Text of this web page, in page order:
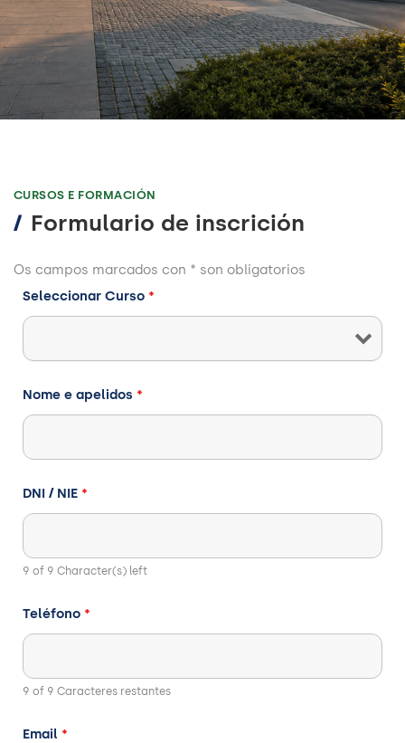
CURSOS E FORMACIÓN
/ Formulario de inscrición
Os campos marcados con * son obligatorios
Seleccionar Curso *
Nome e apelidos *
DNI / NIE *
9 of 9 Character(s) left
Teléfono *
9 of 9 Caracteres restantes
Email *